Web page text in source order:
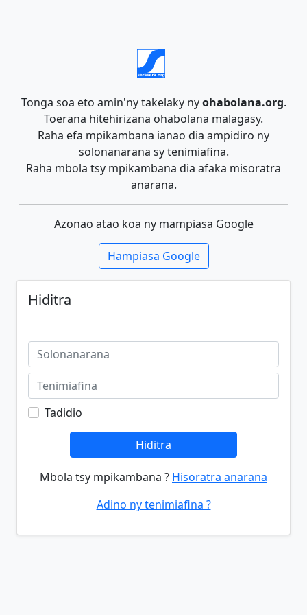
Tonga soa eto amin'ny takelaky nyohabolana.org.
Toerana hitehirizana ohabolana malagasy.
Raha efa mpikambana ianao dia ampidiro ny
solonanarana sy tenimiafina.
Raha mbola tsy mpikambana dia afaka misoratra
anarana.
Azonao atao koa ny mampiasa Google
Hampiasa Google
Hiditra
Tadidio
Hiditra
Mbola tsy mpikambana ? Hisoratra anarana
Adino ny tenimiafina ?